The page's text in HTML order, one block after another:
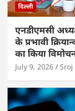
दिल्ली
एनडीएमसी
के प्रभावी
का किया
July 9, 2026 Sroj